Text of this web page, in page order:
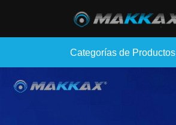
Categorías de Productos